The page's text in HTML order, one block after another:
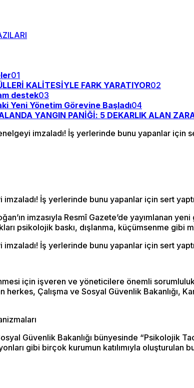
01
KALİTESİYLE FARK YARATIYOR02
destek03
Yeni Yönetim Görevine Başladı04
YANGIN PANİĞİ: 5 DEKARLIK ALAN
İş yerlerinde bunu yapanlar için sert
imzasıyla Resmî Gazete’de yayımlanan
psikolojik baskı, dışlanma, küçümsenme
İş yerlerinde bunu yapanlar için sert
için işveren ve yöneticilere önemli
Çalışma ve Sosyal Güvenlik Bakanlığı,
Güvenlik Bakanlığı bünyesinde
gibi birçok kurumun katılımıyla